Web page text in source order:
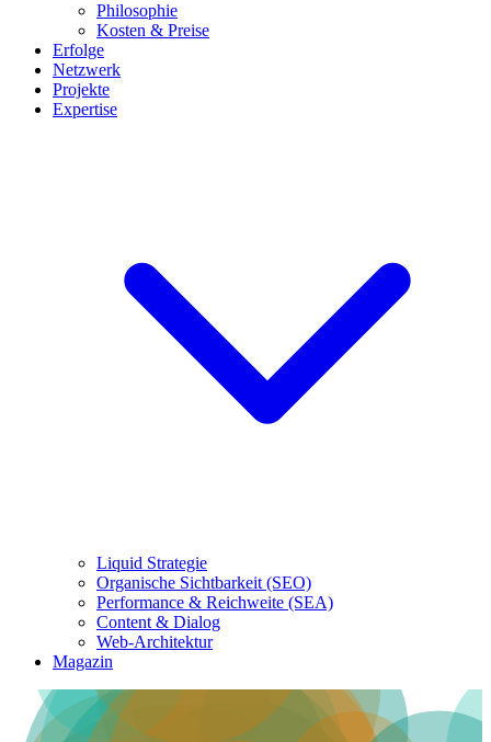
Philosophie
Kosten & Preise
Erfolge
Netzwerk
Projekte
Expertise
Liquid Strategie
Organische Sichtbarkeit (SEO)
Performance & Reichweite (SEA)
Content & Dialog
Web-Architektur
Magazin